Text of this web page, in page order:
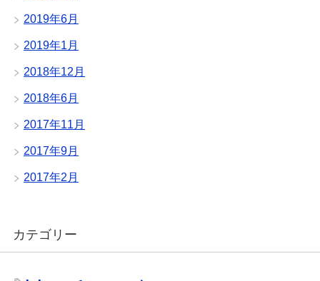
2019年6月
2019年1月
2018年12月
2018年6月
2017年11月
2017年9月
2017年2月
カテゴリー